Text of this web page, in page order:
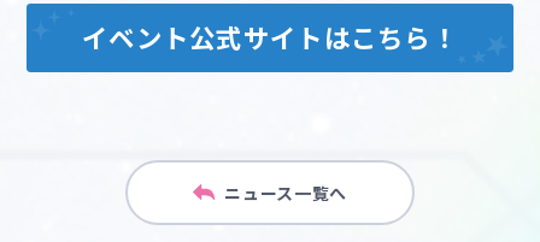
イベント公式サイトはこちら！
ニュース一覧へ